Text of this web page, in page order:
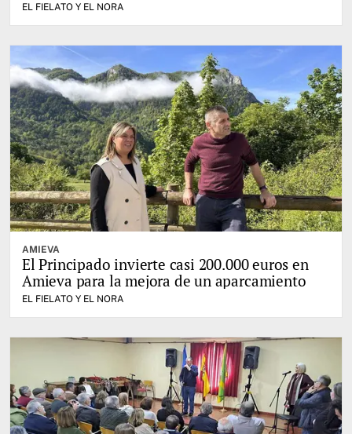
EL FIELATO Y EL NORA
AMIEVA
El Principado invierte casi 200.000 euros en
Amieva para la mejora de un aparcamiento
EL FIELATO Y EL NORA